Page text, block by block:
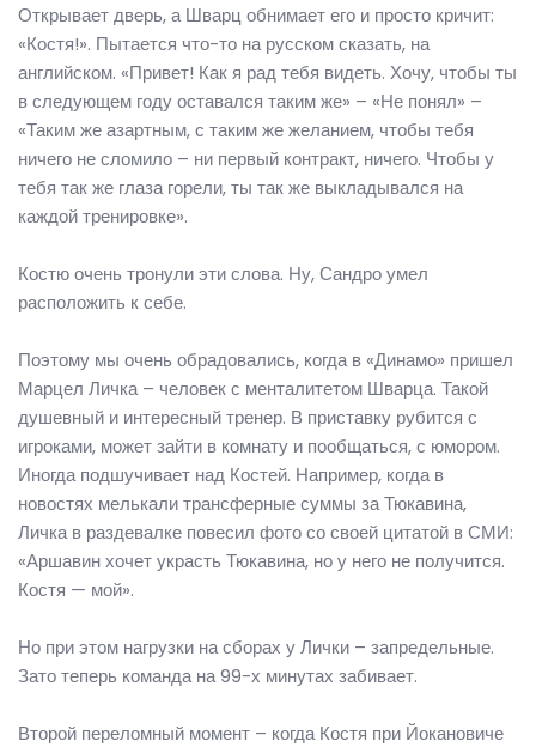
Открывает дверь, а Шварц обнимает его и просто кричит:
«Костя!». Пытается что-то на русском сказать, на
английском. «Привет! Как я рад тебя видеть. Хочу, чтобы ты
в следующем году оставался таким же» – «Не понял» –
«Таким же азартным, с таким же желанием, чтобы тебя
ничего не сломило – ни первый контракт, ничего. Чтобы у
тебя так же глаза горели, ты так же выкладывался на
каждой тренировке».
Костю очень тронули эти слова. Ну, Сандро умел
расположить к себе.
Поэтому мы очень обрадовались, когда в «Динамо» пришел
Марцел Личка – человек с менталитетом Шварца. Такой
душевный и интересный тренер. В приставку рубится с
игроками, может зайти в комнату и пообщаться, с юмором.
Иногда подшучивает над Костей. Например, когда в
новостях мелькали трансферные суммы за Тюкавина,
Личка в раздевалке повесил фото со своей цитатой в СМИ:
«Аршавин хочет украсть Тюкавина, но у него не получится.
Костя — мой».
Но при этом нагрузки на сборах у Лички – запредельные.
Зато теперь команда на 99-х минутах забивает.
Второй переломный момент – когда Костя при Йокановиче